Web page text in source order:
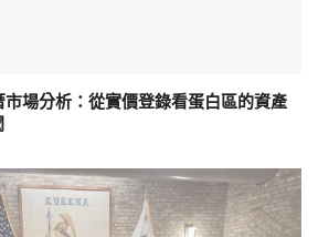
場分析：從實價登錄看蛋白區的資產